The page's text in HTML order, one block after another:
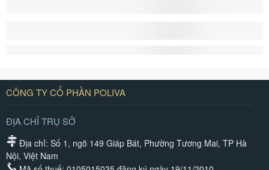
CÔNG TY CỔ PHẦN POLIVA
ĐỊA CHỈ TRỤ SỞ
Địa chỉ: Số 1, ngõ 149 Giáp Bát, Phường Tương Mai, TP Hà
Nội, Việt Nam